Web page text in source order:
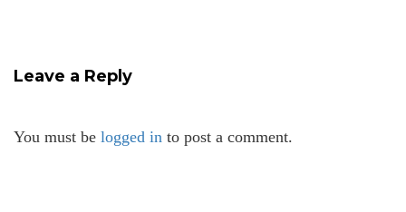
Leave a Reply
You must be logged in to post a comment.